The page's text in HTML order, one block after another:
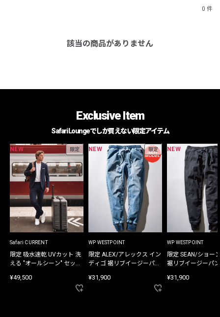
0 件
該当の商品がありません
Exclusive Item
Safari Loungeでしか買えない限定アイテム
NEW 限定
Safari CURRENT
限定 吸水速乾 UVカット 洗
える "オールシーン" セット
¥49,500
NEW 限定
WP WESTPOINT
限定 ALEX/アレックス イン
ディゴ 裾リブイージーパン
¥31,900
NEW
WP WESTPOINT
限定 SEAN/ショー
裾リブイージーパ
¥31,900